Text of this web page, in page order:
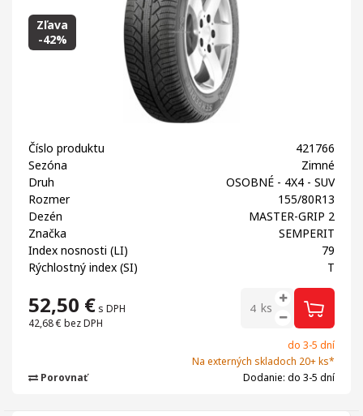
Zľava
-42%
Číslo produktu
421766
Sezóna
Zimné
Druh
OSOBNÉ - 4X4 - SUV
Rozmer
155/80R13
Dezén
MASTER-GRIP 2
Značka
SEMPERIT
Index nosnosti (LI)
79
Rýchlostný index (SI)
T
52,50 € s DPH
42,68 € bez DPH
ks
do 3-5 dní
Na externých skladoch 20+ ks*
Dodanie: do 3-5 dní
Porovnať